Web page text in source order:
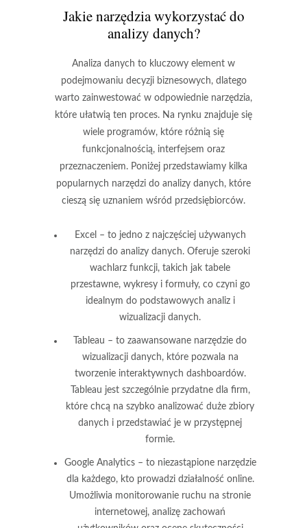
Jakie narzędzia wykorzystać do
analizy danych?
Analiza danych to kluczowy element w
podejmowaniu decyzji biznesowych, dlatego
warto zainwestować w odpowiednie narzędzia,
które ułatwią ten proces. Na rynku znajduje się
wiele programów, które różnią się
funkcjonalnością, interfejsem oraz
przeznaczeniem. Poniżej przedstawiamy kilka
popularnych narzędzi do analizy danych, które
cieszą się uznaniem wśród przedsiębiorców.
Excel – to jedno z najczęściej używanych
narzędzi do analizy danych. Oferuje szeroki
wachlarz funkcji, takich jak tabele
przestawne, wykresy i formuły, co czyni go
idealnym do podstawowych analiz i
wizualizacji danych.
Tableau – to zaawansowane narzędzie do
wizualizacji danych, które pozwala na
tworzenie interaktywnych dashboardów.
Tableau jest szczególnie przydatne dla firm,
które chcą na szybko analizować duże zbiory
danych i przedstawiać je w przystępnej
formie.
Google Analytics– to niezastąpione narzędzie
dla każdego, kto prowadzi działalność online.
Umożliwia monitorowanie ruchu na stronie
internetowej, analizę zachowań